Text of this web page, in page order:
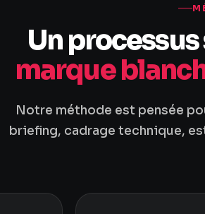
Un
marque
Notre méthode est pensée
briefing, cadrage technique,